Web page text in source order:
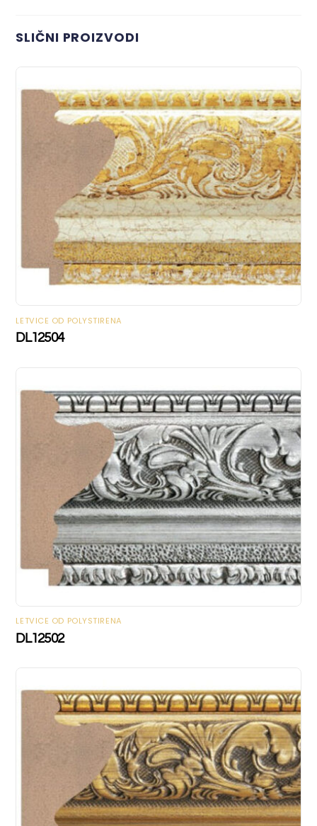
SLIČNI PROIZVODI
LETVICE OD POLYSTIRENA
DL12504
LETVICE OD POLYSTIRENA
DL12502